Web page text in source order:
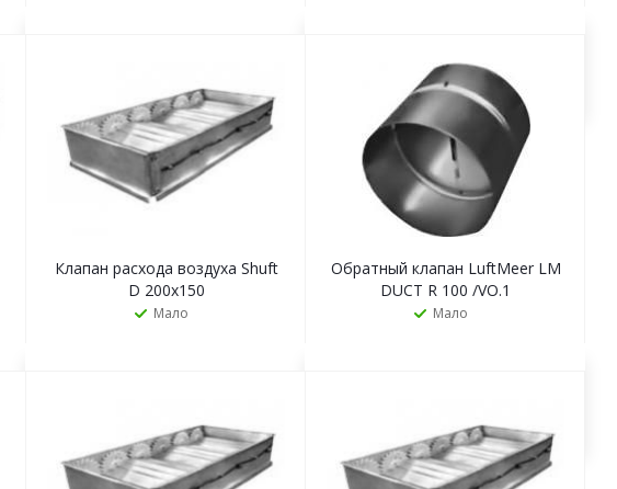
ЗАКАЗАТЬ
Клапан расхода воздуха Shuft
D 200х150
Мало
Обратный клапан LuftMeer LM
DUCT R 100 /VO.1
Мало